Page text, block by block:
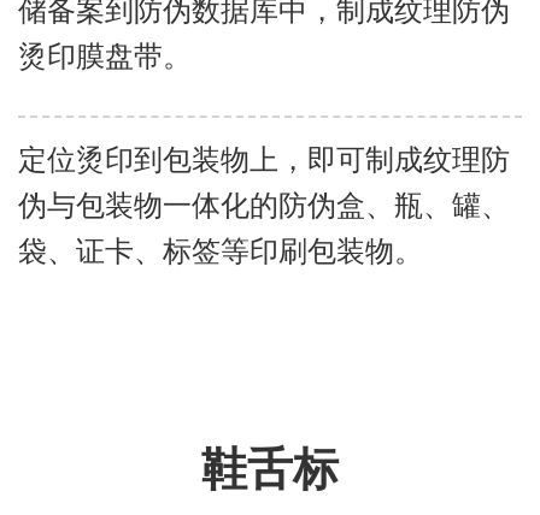
储备案到防伪数据库中，制成纹理防伪
烫印膜盘带。
定位烫印到包装物上，即可制成纹理防
伪与包装物一体化的防伪盒、瓶、罐、
袋、证卡、标签等印刷包装物。
鞋舌标